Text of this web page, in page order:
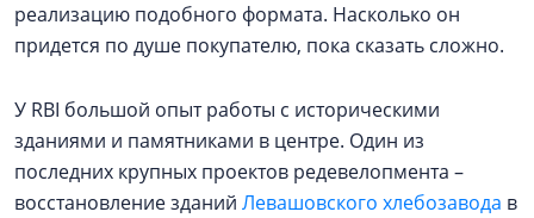
реализацию подобного формата. Насколько он
придется по душе покупателю, пока сказать сложно.
У RBI большой опыт работы с историческими
зданиями и памятниками в центре. Один из
последних крупных проектов редевелопмента –
восстановление зданий Левашовского хлебозавода в